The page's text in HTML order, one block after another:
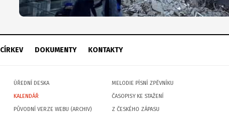
CÍRKEV DOKUMENTY KONTAKTY
ÚŘEDNÍ DESKA
KALENDÁŘ
PŮVODNÍ VERZE WEBU (ARCHIV)
MELODIE PÍSNÍ ZPĚVNÍKU
ČASOPISY KE STAŽENÍ
Z ČESKÉHO ZÁPASU